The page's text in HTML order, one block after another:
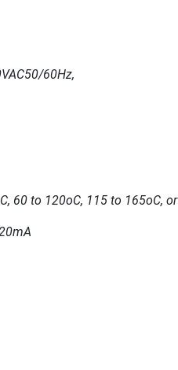
60Hz,
60 to 120oC, 115 to 165oC,